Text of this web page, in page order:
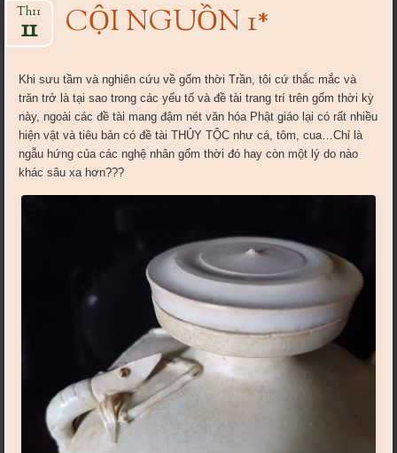
CỘI NGUỒN 1*
Th11
11
Khi sưu tầm và nghiên cứu về gốm thời Trần, tôi cứ thắc mắc và
trăn trở là tại sao trong các yếu tố và đề tài trang trí trên gốm thời kỳ
này, ngoài các đề tài mang đậm nét văn hóa Phật giáo lại có rất nhiều
hiện vật và tiêu bản có đề tài THỦY TỘC như cá, tôm, cua…Chỉ là
ngẫu hứng của các nghệ nhân gốm thời đó hay còn một lý do nào
khác sâu xa hơn???